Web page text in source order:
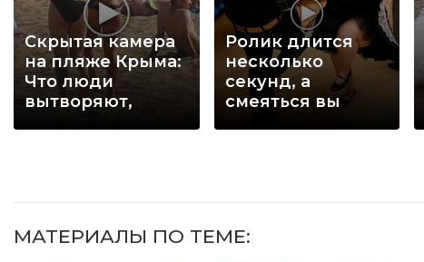
Скрытая камера
на пляже Крыма:
Что люди
вытворяют,
Ролик длится
несколько
секунд, а
смеяться вы
МАТЕРИАЛЫ ПО ТЕМЕ: